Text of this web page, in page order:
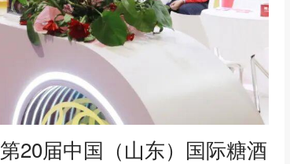
20届中国（山东）国际糖酒